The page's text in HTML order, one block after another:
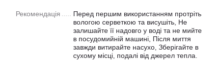
Рекомендація
Перед першим використанням протріть
вологою серветкою та висушіть, Не
залишайте її надовго у воді та не мийте
в посудомийній машині, Після миття
завжди витирайте насухо, Зберігайте в
сухому місці, подалі від джерел тепла.